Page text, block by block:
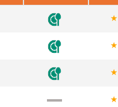
★
★
★
★